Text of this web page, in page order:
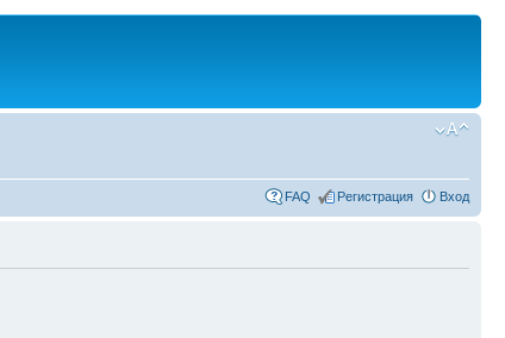
FAQ Регистрация Вход